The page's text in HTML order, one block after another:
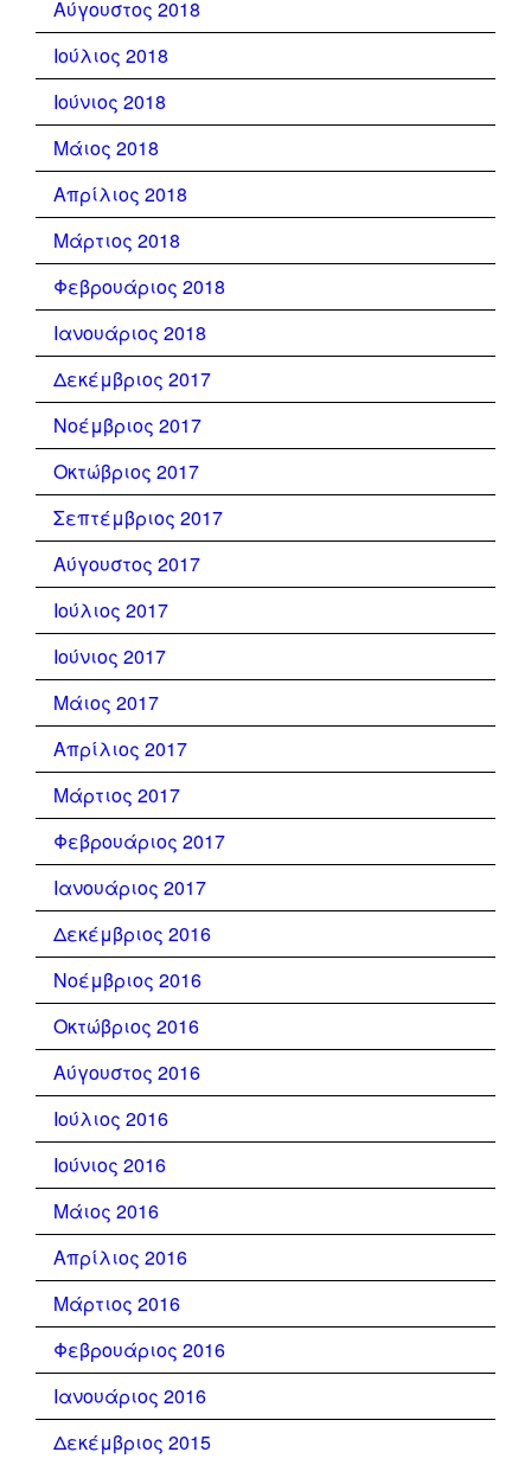
Αύγουστος 2018
Ιούλιος 2018
Ιούνιος 2018
Μάιος 2018
Απρίλιος 2018
Μάρτιος 2018
Φεβρουάριος 2018
Ιανουάριος 2018
Δεκέμβριος 2017
Νοέμβριος 2017
Οκτώβριος 2017
Σεπτέμβριος 2017
Αύγουστος 2017
Ιούλιος 2017
Ιούνιος 2017
Μάιος 2017
Απρίλιος 2017
Μάρτιος 2017
Φεβρουάριος 2017
Ιανουάριος 2017
Δεκέμβριος 2016
Νοέμβριος 2016
Οκτώβριος 2016
Αύγουστος 2016
Ιούλιος 2016
Ιούνιος 2016
Μάιος 2016
Απρίλιος 2016
Μάρτιος 2016
Φεβρουάριος 2016
Ιανουάριος 2016
Δεκέμβριος 2015